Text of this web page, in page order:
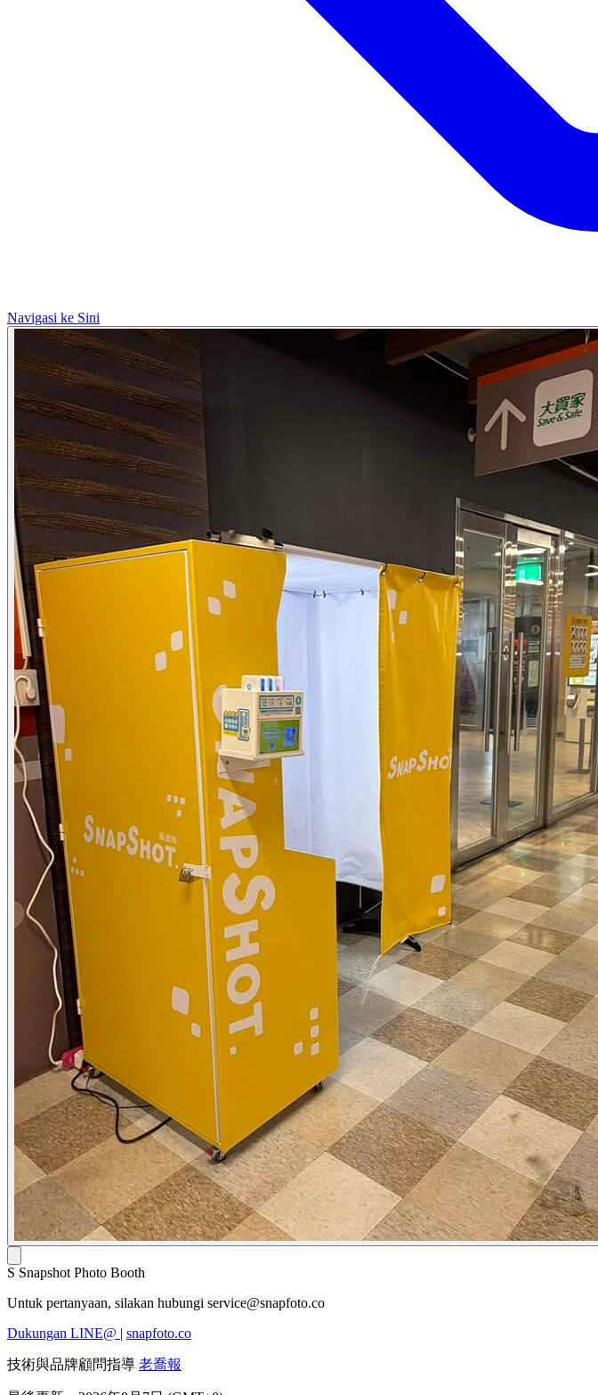
Navigasi ke Sini
S Snapshot Photo Booth
Untuk pertanyaan, silakan hubungi service@snapfoto.co
Dukungan LINE@ | snapfoto.co
技術與品牌顧問指導 老喬報